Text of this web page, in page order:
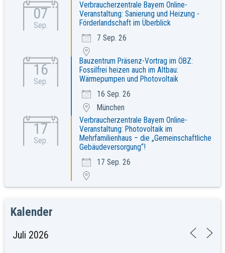
07
Sep.
Verbraucherzentrale Bayern Online-
Veranstaltung: Sanierung und Heizung -
Förderlandschaft im Überblick
7 Sep. 26
16
Sep.
Bauzentrum Präsenz-Vortrag im ÖBZ:
Fossilfrei heizen auch im Altbau:
Wärmepumpen und Photovoltaik
16 Sep. 26
München
17
Sep.
Verbraucherzentrale Bayern Online-
Veranstaltung: Photovoltaik im
Mehrfamilienhaus – die „Gemeinschaftliche
Gebäudeversorgung“!
17 Sep. 26
Kalender